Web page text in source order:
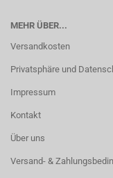
MEHR ÜBER...
Versandkosten
Privatsphäre und
Impressum
Kontakt
Über uns
Versand- &